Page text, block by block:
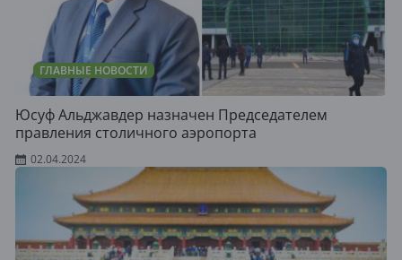
ГЛАВНЫЕ НОВОСТИ
Юсуф Альджавдер назначен Председателем
правления столичного аэропорта
02.04.2024